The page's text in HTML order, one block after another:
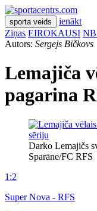
sporta veids
ienākt
Ziņas EIROKAUSI
Autors: Sergejs Bičkovs
Lemajiča
pagarina
Darko Lemajičs
Sparāne/FC RFS
1:2
Super Nova - RFS